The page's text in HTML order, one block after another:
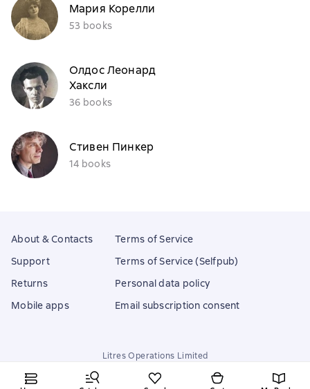
Мария Корелли
53 books
Олдос Леонард
Хаксли
36 books
Стивен Пинкер
14 books
About & Contacts
Support
Returns
Mobile apps
Terms of Service
Terms of Service (Selfpub)
Personal data policy
Email subscription consent
Litres Operations Limited